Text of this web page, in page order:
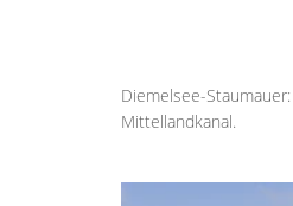
Diemelsee-
Mittellandkanal.